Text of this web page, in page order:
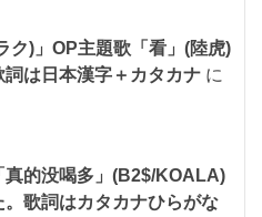
ク)」OP主題歌「看」(陸虎)
は日本漢字＋カタカナ に
真的没喝多」(B2$/KOALA)
歌詞はカタカナひらがな